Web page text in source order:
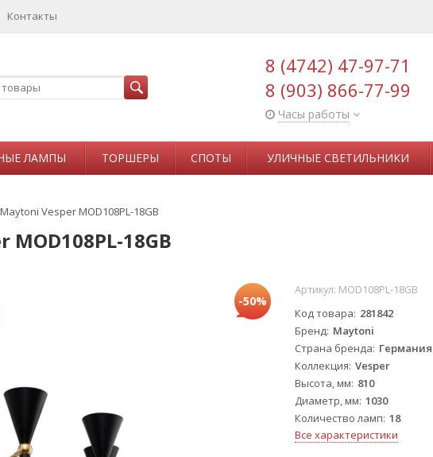
Контакты
8 (4742) 47-97-71
8 (903) 866-77-99
Часы работы
ЛАМПЫ ТОРШЕРЫ СПОТЫ УЛИЧНЫЕ СВЕТИЛЬНИКИ
Vesper MOD108PL-18GB
18GB
-50%
Артикул: MOD108PL-18GB
Код товара 281842
Бренд Maytoni
Страна бренда Германия
Коллекция Vesper
Высота, мм 810
Диаметр, мм 1030
Количество ламп 18
Все характеристики